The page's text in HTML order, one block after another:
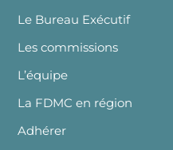
Le Bureau Exécutif
Les commissions
L’équipe
La FDMC en région
Adhérer